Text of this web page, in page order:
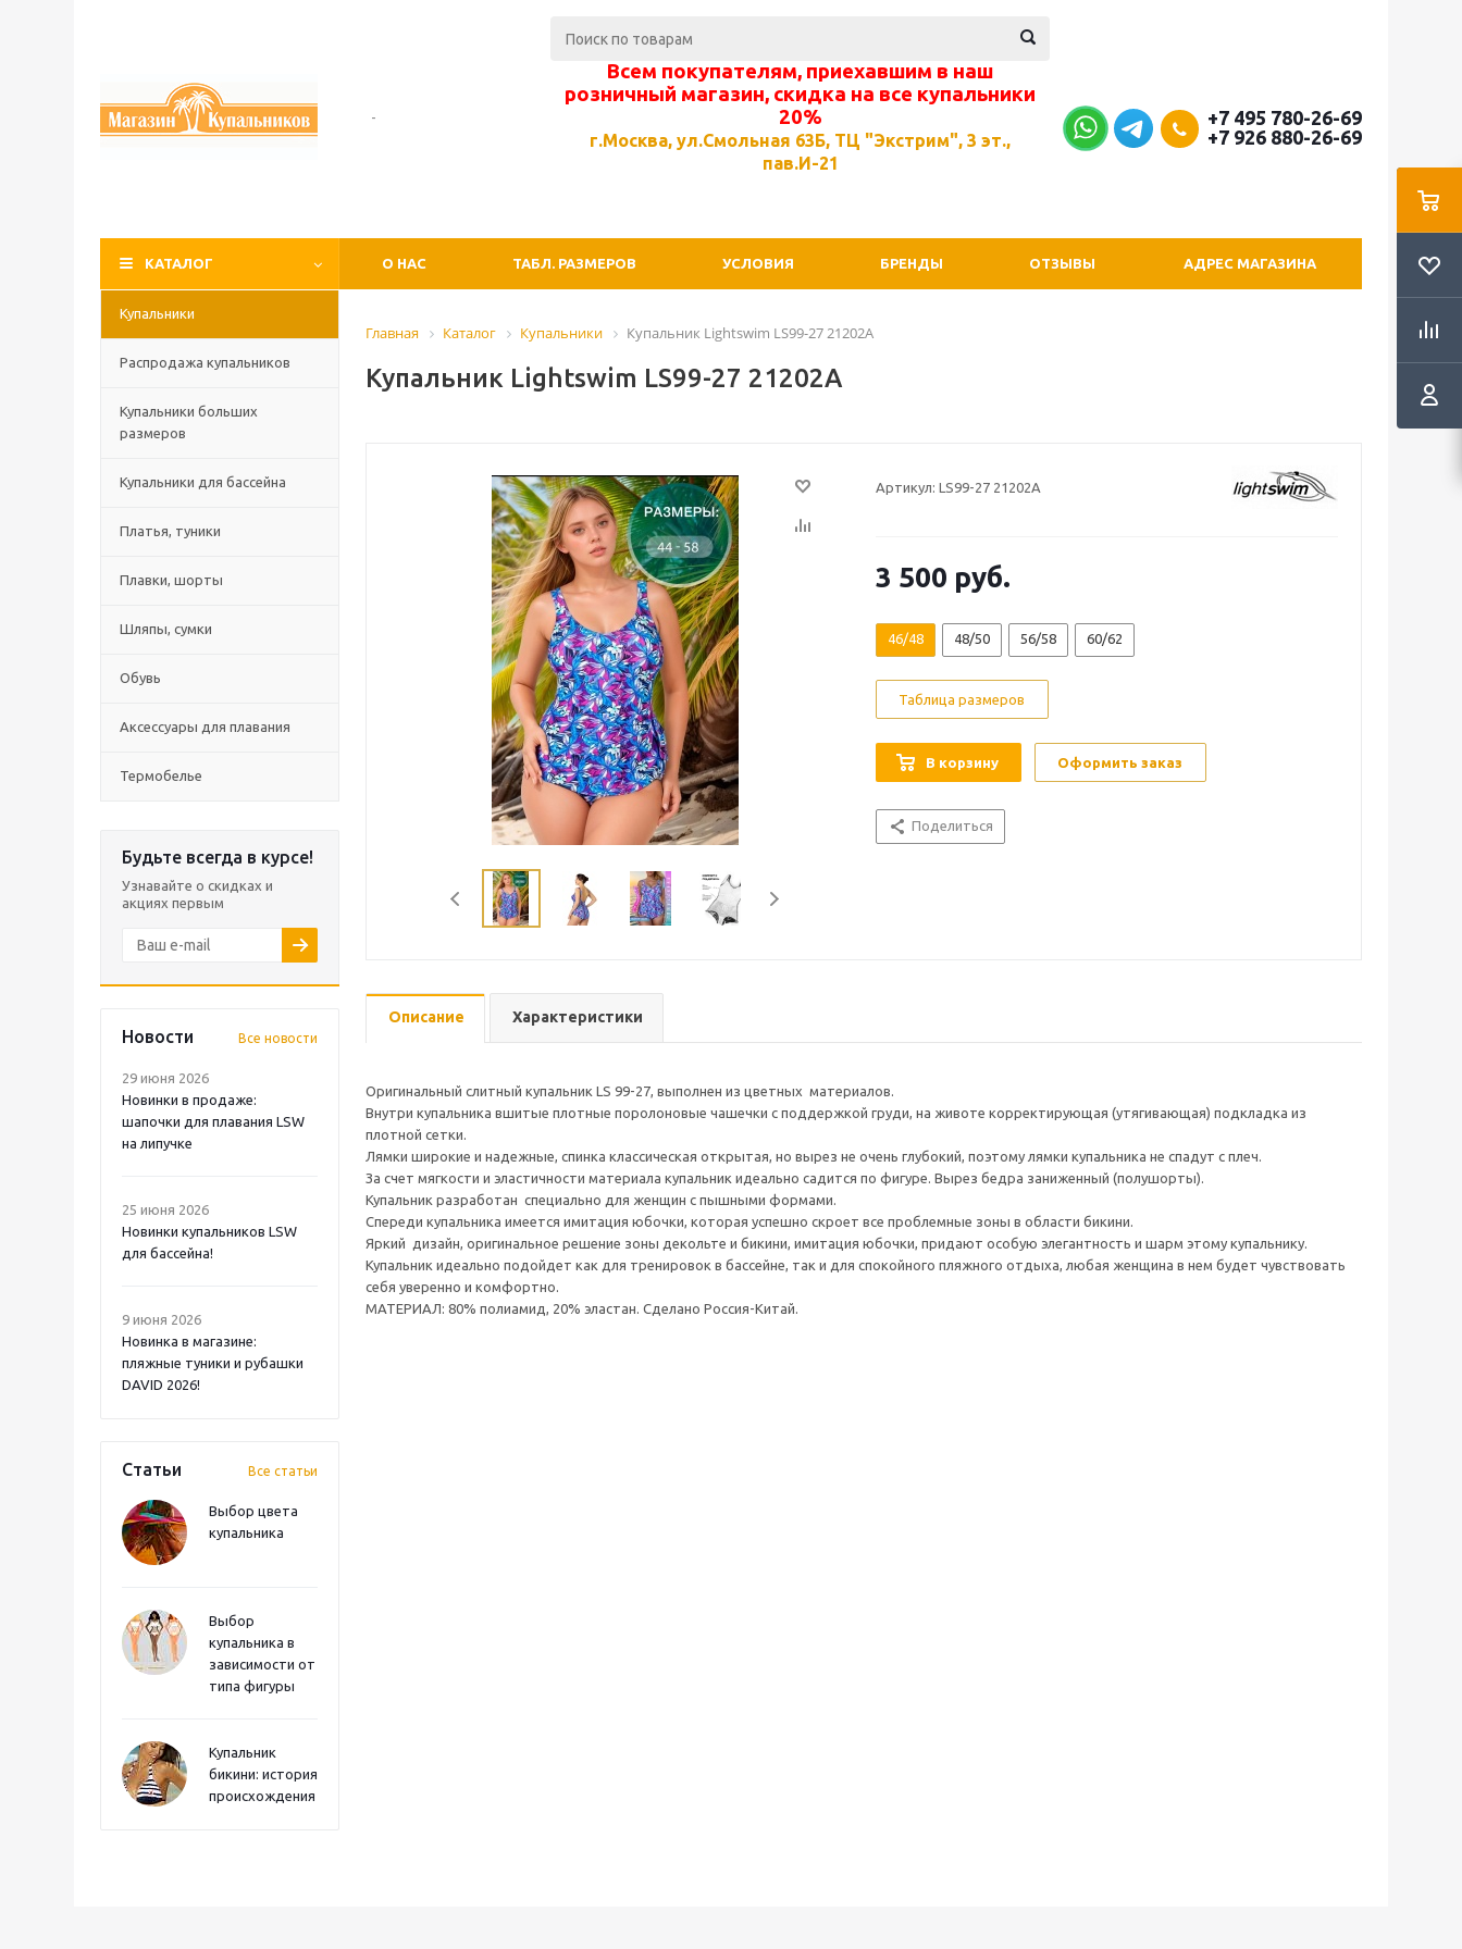
-
Всем покупателям, приехавшим в наш
розничный магазин, скидка на все купальники
20%
г.Москва, ул.Смольная 63Б, ТЦ "Экстрим", 3 эт.,
пав.И-21
+7 495 780-26-69
+7 926 880-26-69
КАТАЛОГ О НАС ТАБЛ. РАЗМЕРОВ УСЛОВИЯ БРЕНДЫ ОТЗЫВЫ АДРЕС МАГАЗИНА
Купальники
Распродажа купальников
Купальники больших
размеров
Купальники для бассейна
Платья, туники
Плавки, шорты
Шляпы, сумки
Обувь
Аксессуары для плавания
Термобелье
Будьте всегда в курсе!
Узнавайте о скидках и
акциях первым
Новости Все новости
29 июня 2026
Новинки в продаже:
шапочки для плавания LSW
на липучке
25 июня 2026
Новинки купальников LSW
для бассейна!
9 июня 2026
Новинка в магазине:
пляжные туники и рубашки
DAVID 2026!
Статьи Все статьи
Выбор цвета
купальника
Выбор
купальника в
зависимости от
типа фигуры
Купальник
бикини: история
происхождения
Главная Каталог Купальники Купальник Lightswim LS99-27 21202A
Купальник Lightswim LS99-27 21202A
Артикул: LS99-27 21202A
3 500 руб.
46/48 48/50 56/58 60/62
Таблица размеров
В корзину Оформить заказ
Поделиться
Описание Характеристики
Оригинальный слитный купальник LS 99-27, выполнен из цветных материалов.
Внутри купальника вшитые плотные поролоновые чашечки с поддержкой груди, на животе корректирующая (утягивающая) подкладка из
плотной сетки.
Лямки широкие и надежные, спинка классическая открытая, но вырез не очень глубокий, поэтому лямки купальника не спадут с плеч.
За счет мягкости и эластичности материала купальник идеально садится по фигуре. Вырез бедра заниженный (полушорты).
Купальник разработан специально для женщин с пышными формами.
Спереди купальника имеется имитация юбочки, которая успешно скроет все проблемные зоны в области бикини.
Яркий дизайн, оригинальное решение зоны декольте и бикини, имитация юбочки, придают особую элегантность и шарм этому купальнику.
Купальник идеально подойдет как для тренировок в бассейне, так и для спокойного пляжного отдыха, любая женщина в нем будет чувствовать
себя уверенно и комфортно.
МАТЕРИАЛ: 80% полиамид, 20% эластан. Сделано Россия-Китай.